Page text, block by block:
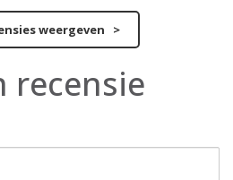
weergeven >
recensie